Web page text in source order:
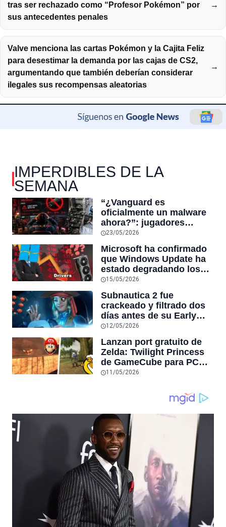
tras ser rechazado como “Profesor Pokémon” por
sus antecedentes penales
→
Valve menciona las cartas Pokémon y la Cajita Feliz
para desestimar la demanda por las cajas de CS2,
argumentando que también deberían considerar
ilegales sus recompensas aleatorias
→
IMPERDIBLES DE LA
SEMANA
“¿Vanguard es
oficialmente un malware
ahora?”: jugadores
reaccionan al sistema
VALORANT tras inutilizar
hardware usado por
cheaters
23/05/2026
Microsoft ha confirmado
que Windows Update ha
estado degradando los
controladores de GPU
más antiguos
15/05/2026
Subnautica 2 fue
crackeado y filtrado dos
días antes de su Early
Access en Steam,
tercera filtración grande
de la semana tras Forza
Horizon 6
12/05/2026
Lanzan port gratuito de
Zelda: Twilight Princess
de GameCube para PC
con 4K, frames sin límite,
desarrollo, y Nintendo no
lo puede detener
11/05/2026